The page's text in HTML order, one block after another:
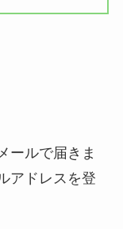
ールで届きま
アドレスを登